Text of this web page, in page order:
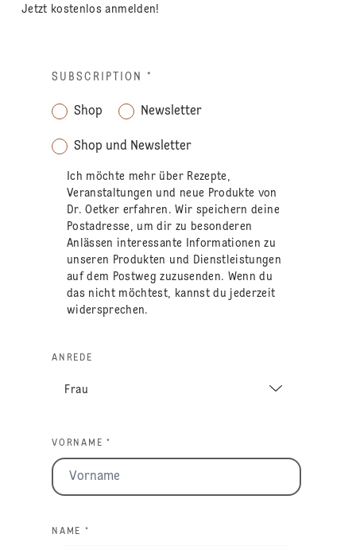
Jetzt kostenlos anmelden!
SUBSCRIPTION *
Shop Newsletter
Shop und Newsletter
Ich möchte mehr über Rezepte,
Veranstaltungen und neue Produkte von
Dr. Oetker erfahren. Wir speichern deine
Postadresse, um dir zu besonderen
Anlässen interessante Informationen zu
unseren Produkten und Dienstleistungen
auf dem Postweg zuzusenden. Wenn du
das nicht möchtest, kannst du jederzeit
widersprechen.
ANREDE
VORNAME *
NAME *